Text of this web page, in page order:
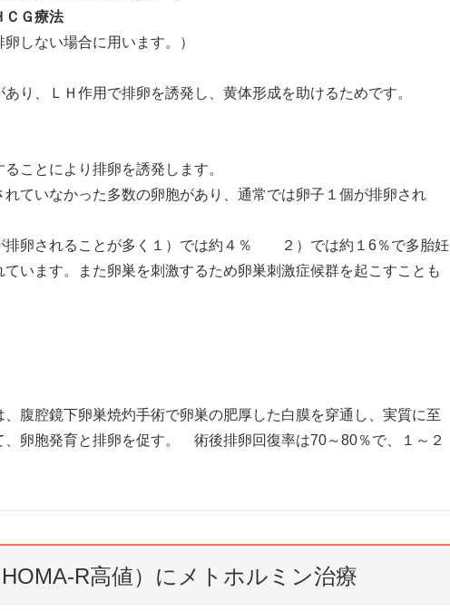
ＣＧ療法
ない場合に用います。）
り、ＬＨ作用で排卵を誘発し、黄体形成を助けるためです。
ことにより排卵を誘発します。
れていなかった多数の卵胞があり、通常では卵子１個が排卵され
排卵されることが多く１）では約４％ ２）では約１6％で多胎妊
います。また卵巣を刺激するため卵巣刺激症候群を起こすことも
腹腔鏡下卵巣焼灼手術で卵巣の肥厚した白膜を穿通し、実質に至
、卵胞発育と排卵を促す。 術後排卵回復率は70～80％で、１～２
R高値）にメトホルミン治療